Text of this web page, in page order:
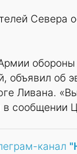
Севера
объявил об
Ливана.
в сообщении
канал